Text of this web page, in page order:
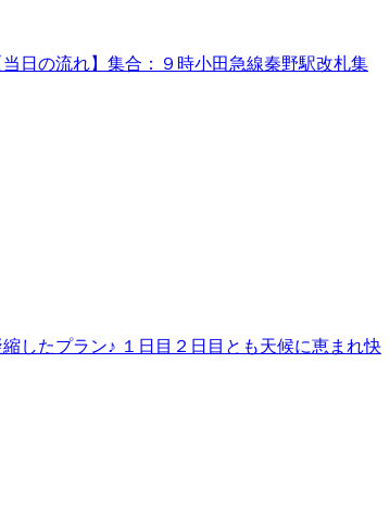
日の流れ】集合：９時小田急線秦野駅改札集
したプラン♪ １日目２日目とも天候に恵まれ快